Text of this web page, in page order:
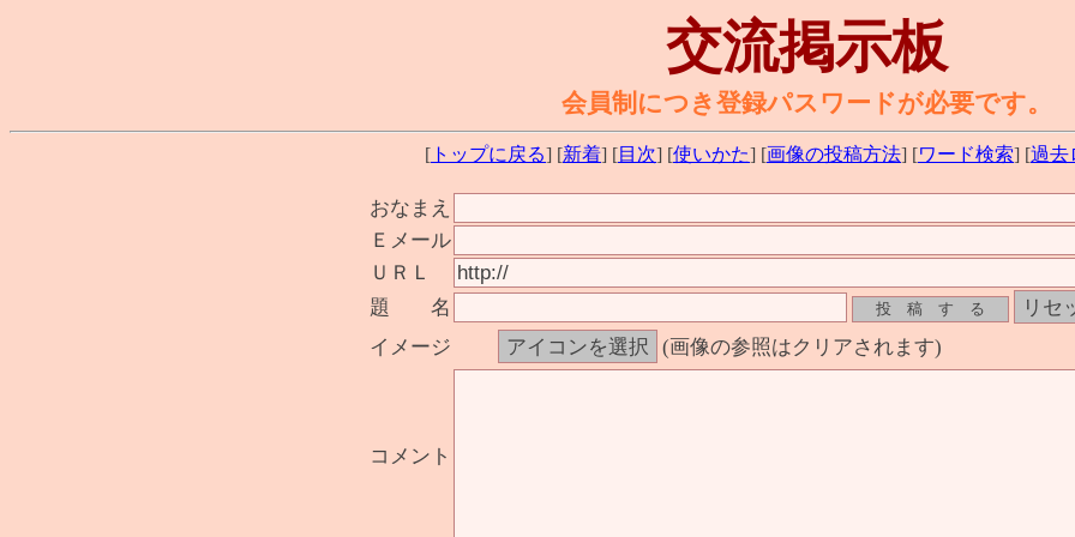
交流掲示板
会員制につき登録パスワードが必要です。
[ トップに戻る] [新着] [目次] [使いかた] [画像の投稿方法] [ワード検索] [過去
おなまえ
Ｅメール
ＵＲＬ
題 名
イメージ
(画像の参照はクリアされます)
コメント